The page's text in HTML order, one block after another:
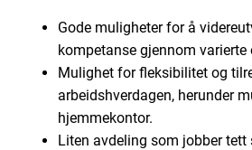
Gode muligheter for å
kompetanse gjennom
Mulighet for fleksibilitet og
arbeidshverdagen, herunder
hjemmekontor.
Liten avdeling som jobber tett